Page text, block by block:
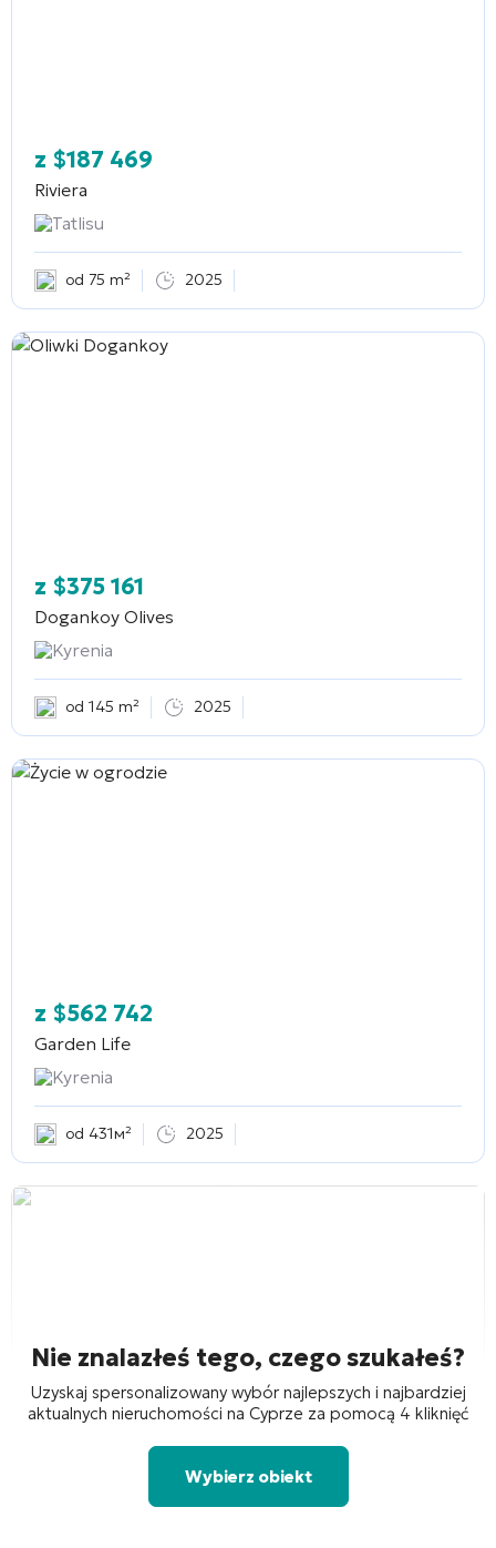
z $187 469
Riviera
Tatlisu
od 75 m² 2025
z $375 161
Dogankoy Olives
Kyrenia
od 145 m² 2025
z $562 742
Garden Life
Kyrenia
od 431м² 2025
Nie znalazłeś tego, czego szukałeś?
Uzyskaj spersonalizowany wybór najlepszych i najbardziej
aktualnych nieruchomości na Cyprze za pomocą 4 kliknięć
Wybierz obiekt